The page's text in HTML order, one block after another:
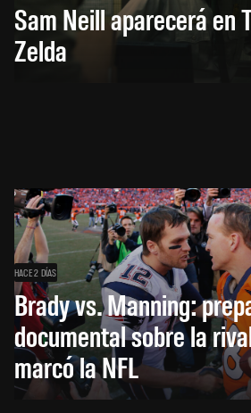
Sam Neill aparecerá en
Zelda
HACE 2 DÍAS
Brady vs. Manning:
documental sobre la
marcó la NFL